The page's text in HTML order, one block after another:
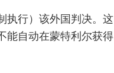
执行）该外国判决。这
能自动在蒙特利尔获得